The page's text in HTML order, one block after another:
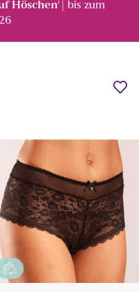
Höschen¹
| bis zum